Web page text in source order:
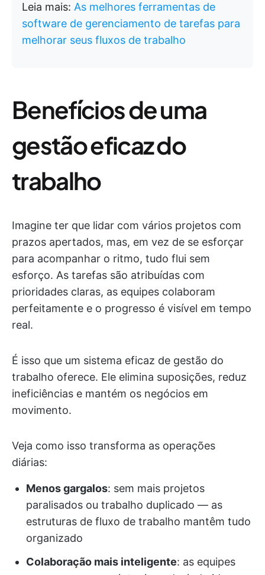
Leia mais: As melhores ferramentas de
software de gerenciamento de tarefas para
melhorar seus fluxos de trabalho
Benefícios de uma
gestão eficaz do
trabalho
Imagine ter que lidar com vários projetos com
prazos apertados, mas, em vez de se esforçar
para acompanhar o ritmo, tudo flui sem
esforço. As tarefas são atribuídas com
prioridades claras, as equipes colaboram
perfeitamente e o progresso é visível em tempo
real.
É isso que um sistema eficaz de gestão do
trabalho oferece. Ele elimina suposições, reduz
ineficiências e mantém os negócios em
movimento.
Veja como isso transforma as operações
diárias:
Menos gargalos: sem mais projetos
paralisados ou trabalho duplicado — as
estruturas de fluxo de trabalho mantêm tudo
organizado
Colaboração mais inteligente: as equipes